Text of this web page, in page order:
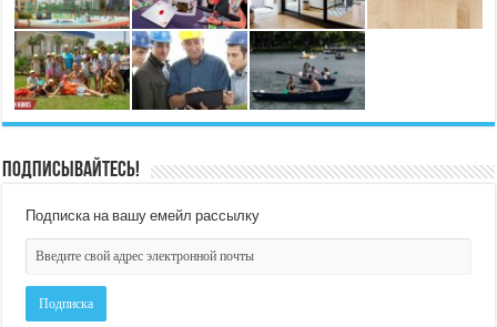
Подписывайтесь!
Подписка на вашу емейл рассылку